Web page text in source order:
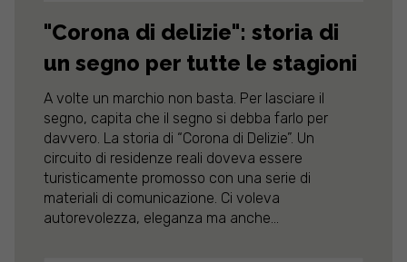
"Corona di delizie": storia di
un segno per tutte le stagioni
A volte un marchio non basta. Per lasciare il
segno, capita che il segno si debba farlo per
davvero. La storia di “Corona di Delizie”. Un
circuito di residenze reali doveva essere
turisticamente promosso con una serie di
materiali di comunicazione. Ci voleva
autorevolezza, eleganza ma anche...